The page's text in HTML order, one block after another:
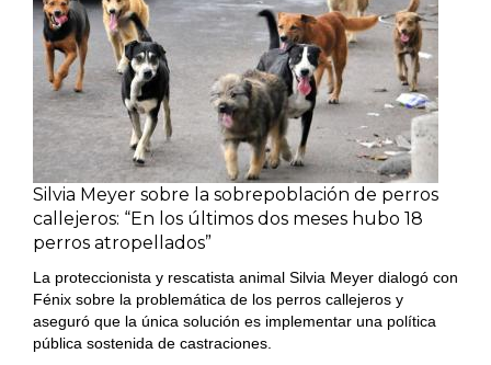
Silvia Meyer sobre la sobrepoblación de perros
callejeros: “En los últimos dos meses hubo 18
perros atropellados”
La proteccionista y rescatista animal Silvia Meyer dialogó con
Fénix sobre la problemática de los perros callejeros y
aseguró que la única solución es implementar una política
pública sostenida de castraciones.